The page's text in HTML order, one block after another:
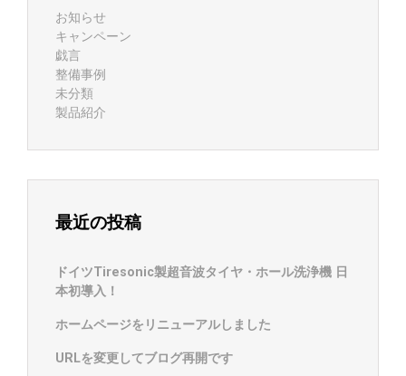
お知らせ
キャンペーン
戯言
整備事例
未分類
製品紹介
最近の投稿
ドイツTiresonic製超音波タイヤ・ホール洗浄機 日
本初導入！
ホームページをリニューアルしました
URLを変更してブログ再開です